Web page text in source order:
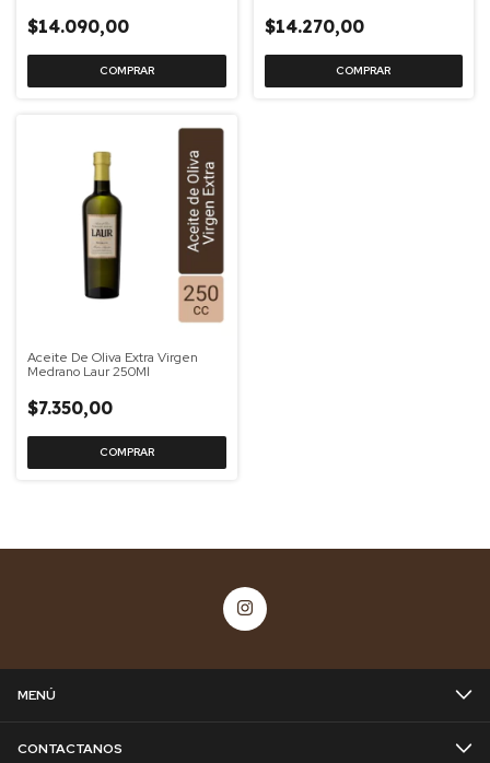
$14.090,00 $14.270,00
Aceite De Oliva Extra Virgen
Medrano Laur 250Ml
$7.350,00
MENÚ
CONTACTANOS